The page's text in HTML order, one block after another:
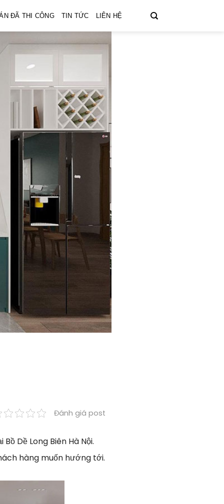
ĐÃ THI CÔNG TIN TỨC LIÊN HỆ
Đánh giá post
Dề Long Biên Hà Nội.
hàng muốn hướng tới.